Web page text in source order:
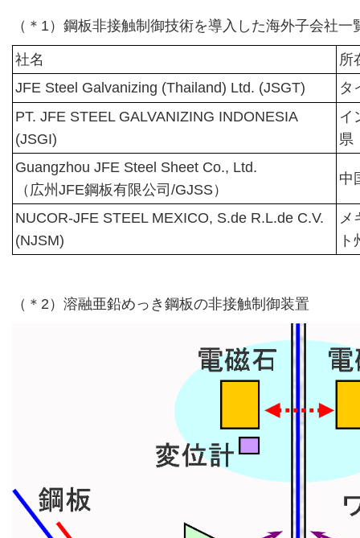
（＊1）鋼板非接触制御技術を導入した海外子会社一
社名
所
JFE Steel Galvanizing (Thailand) Ltd. (JSGT)
タ
PT. JFE STEEL GALVANIZING INDONESIA
(JSGI)
イ
県
Guangzhou JFE Steel Sheet Co., Ltd.
（広州JFE鋼板有限公司/GJSS）
中
NUCOR-JFE STEEL MEXICO, S.de R.L.de C.V.
(NJSM)
メ
ト
（＊2）溶融亜鉛めっき鋼板の非接触制御装置